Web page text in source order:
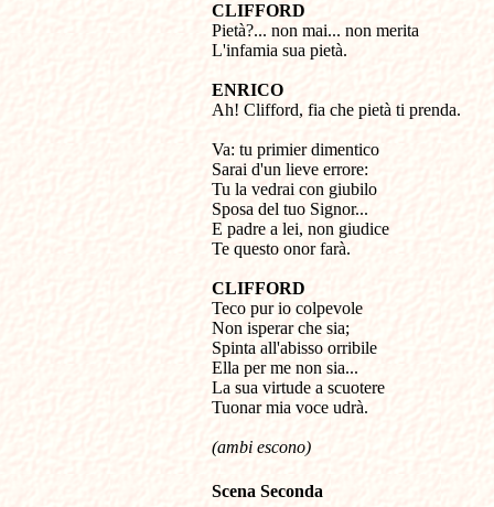
CLIFFORD
Pietà?... non mai... non merita
L'infamia sua pietà.
ENRICO
Ah! Clifford, fia che pietà ti prenda.
Va: tu primier dimentico
Sarai d'un lieve errore:
Tu la vedrai con giubilo
Sposa del tuo Signor...
E padre a lei, non giudice
Te questo onor farà.
CLIFFORD
Teco pur io colpevole
Non isperar che sia;
Spinta all'abisso orribile
Ella per me non sia...
La sua virtude a scuotere
Tuonar mia voce udrà.
(ambi escono)
Scena Seconda